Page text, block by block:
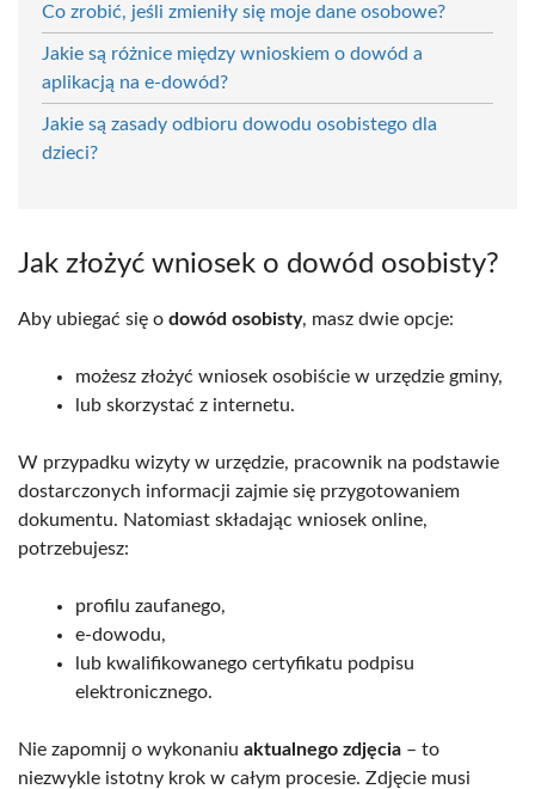
Co zrobić, jeśli zmieniły się moje dane osobowe?
Jakie są różnice między wnioskiem o dowód a
aplikacją na e-dowód?
Jakie są zasady odbioru dowodu osobistego dla
dzieci?
Jak złożyć wniosek o dowód osobisty?
Aby ubiegać się o dowód osobisty, masz dwie opcje:
możesz złożyć wniosek osobiście w urzędzie gminy,
lub skorzystać z internetu.
W przypadku wizyty w urzędzie, pracownik na podstawie
dostarczonych informacji zajmie się przygotowaniem
dokumentu. Natomiast składając wniosek online,
potrzebujesz:
profilu zaufanego,
e-dowodu,
lub kwalifikowanego certyfikatu podpisu
elektronicznego.
Nie zapomnij o wykonaniu aktualnego zdjęcia – to
niezwykle istotny krok w całym procesie. Zdjęcie musi